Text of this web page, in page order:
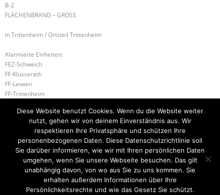
B-2
FLÄCHENBRAND – GROSS
in Trittenheim / Ortsteil Trittenheim
Alarmierte Einheiten:
FEZ-Schweich
FF-Klüsserath
FF-Leiwen
FF-Trittenheim
FF-Neumagen-Dhron-Zug
WL-Bernkastel-Kues
B-2 WOHNUNGSBRAND B-1 RAUCHENTWICKLUNG IM FREIEN
Startseite Einsätze Mitglied werden Über uns
Diese Website benutzt Cookies. Wenn du die Website weiter
nutzt, gehen wir von deinem Einverständnis aus. Wir
respektieren Ihre Privatsphäre und schützen Ihre
personenbezogenen Daten. Diese Datenschutzrichtlinie soll
Sie darüber informieren, wie wir mit Ihren persönlichen Daten
umgehen, wenn Sie unsere Webseite besuchen. Das gilt
unabhängig davon, von wo aus Sie zu uns kommen. Sie
erhalten außerdem Informationen über Ihre
Persönlichkeitsrechte und wie das Gesetz Sie schützt.